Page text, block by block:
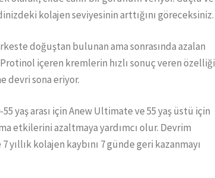
kolajen seviyesinin arttığını göreceksiniz.
doğuştan bulunan ama sonrasında azalan
içeren kremlerin hızlı sonuç veren özelliği
devri sona eriyor.
yaş arası için Anew Ultimate ve 55 yaş üstü için
etkilerini azaltmaya yardımcı olur. Devrim
kolajen kaybını 7 günde geri kazanmayı